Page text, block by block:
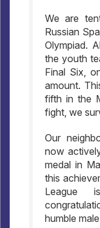
We are
Russian
Olympiad.
the youth
Final Six,
amount.
fifth in the
fight, we
Our
now
medal in
this
humble